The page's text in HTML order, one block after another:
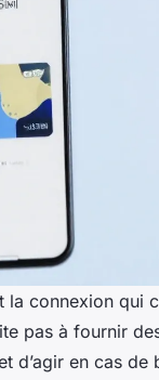
la connexion qui
pas à fournir
d’agir en cas